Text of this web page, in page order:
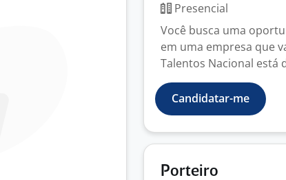
Presencial
Você busca uma
em uma empresa que
Talentos Nacional está
Candidatar-me
Porteiro